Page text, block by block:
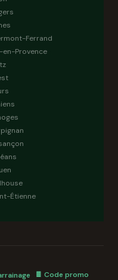
Ferrand
en-Provence
Étienne
🍫 Code promo